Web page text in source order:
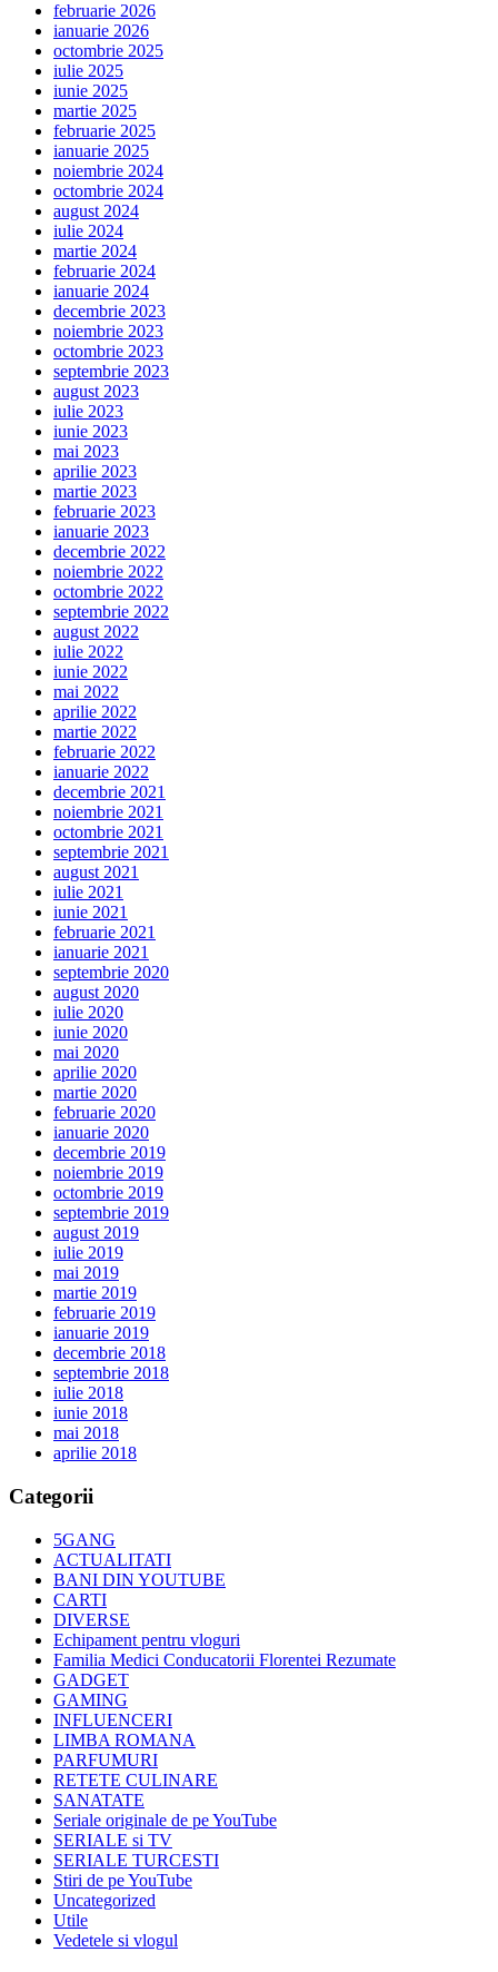
februarie 2026
ianuarie 2026
octombrie 2025
iulie 2025
iunie 2025
martie 2025
februarie 2025
ianuarie 2025
noiembrie 2024
octombrie 2024
august 2024
iulie 2024
martie 2024
februarie 2024
ianuarie 2024
decembrie 2023
noiembrie 2023
octombrie 2023
septembrie 2023
august 2023
iulie 2023
iunie 2023
mai 2023
aprilie 2023
martie 2023
februarie 2023
ianuarie 2023
decembrie 2022
noiembrie 2022
octombrie 2022
septembrie 2022
august 2022
iulie 2022
iunie 2022
mai 2022
aprilie 2022
martie 2022
februarie 2022
ianuarie 2022
decembrie 2021
noiembrie 2021
octombrie 2021
septembrie 2021
august 2021
iulie 2021
iunie 2021
februarie 2021
ianuarie 2021
septembrie 2020
august 2020
iulie 2020
iunie 2020
mai 2020
aprilie 2020
martie 2020
februarie 2020
ianuarie 2020
decembrie 2019
noiembrie 2019
octombrie 2019
septembrie 2019
august 2019
iulie 2019
mai 2019
martie 2019
februarie 2019
ianuarie 2019
decembrie 2018
septembrie 2018
iulie 2018
iunie 2018
mai 2018
aprilie 2018
Categorii
5GANG
ACTUALITATI
BANI DIN YOUTUBE
CARTI
DIVERSE
Echipament pentru vloguri
Familia Medici Conducatorii Florentei Rezumate
GADGET
GAMING
INFLUENCERI
LIMBA ROMANA
PARFUMURI
RETETE CULINARE
SANATATE
Seriale originale de pe YouTube
SERIALE si TV
SERIALE TURCESTI
Stiri de pe YouTube
Uncategorized
Utile
Vedetele si vlogul